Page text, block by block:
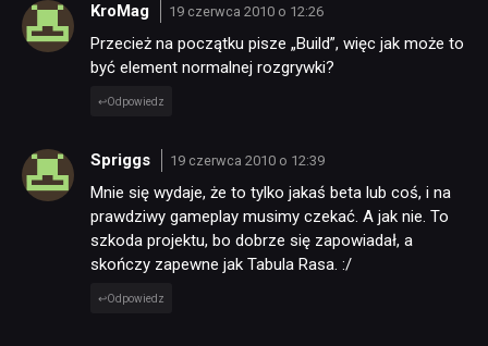
SKLEP
KroMag 19 czerwca 2010 o 12:26
Przecież na początku pisze „Build”, więc jak może to
być element normalnej rozgrywki?
Odpowiedz
Spriggs 19 czerwca 2010 o 12:39
Mnie się wydaje, że to tylko jakaś beta lub coś, i na
prawdziwy gameplay musimy czekać. A jak nie. To
szkoda projektu, bo dobrze się zapowiadał, a
skończy zapewne jak Tabula Rasa. :/
Odpowiedz